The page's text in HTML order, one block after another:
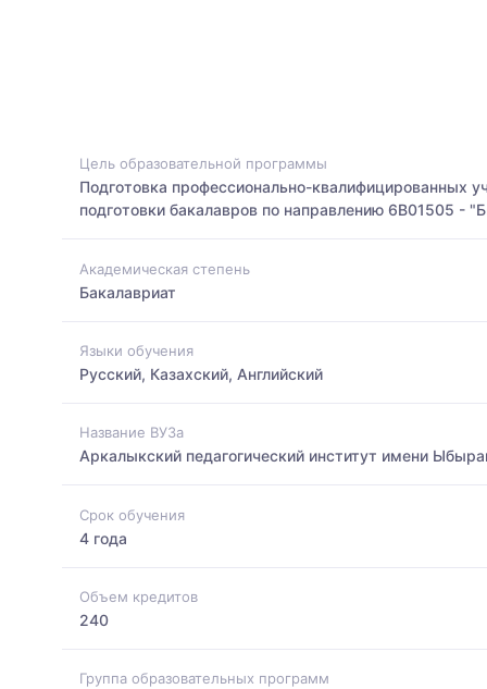
Цель образовательной программы
Подготовка профессионально-квалифицированных
подготовки бакалавров по направлению 6В01505 -
Академическая степень
Бакалавриат
Языки обучения
Русский, Казахский, Английский
Название ВУЗа
Аркалыкский педагогический институт имени
Срок обучения
4 года
Объем кредитов
240
Группа образовательных программ